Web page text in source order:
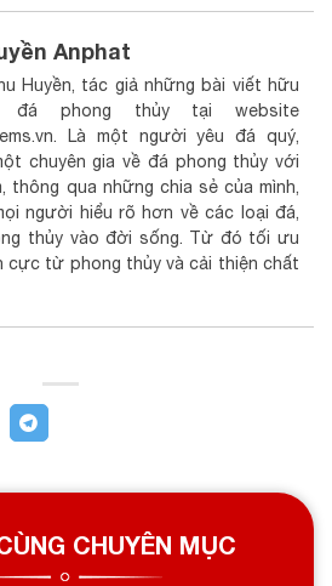
Anphat
Huyền, tác giả những bài viết hữu
đá phong thủy tại website
Là một người yêu đá quý,
chuyên gia về đá phong thủy với
thông qua những chia sẻ của mình,
người hiểu rõ hơn về các loại đá,
thủy vào đời sống. Từ đó tối ưu
cực từ phong thủy và cải thiện chất
CHUYÊN MỤC